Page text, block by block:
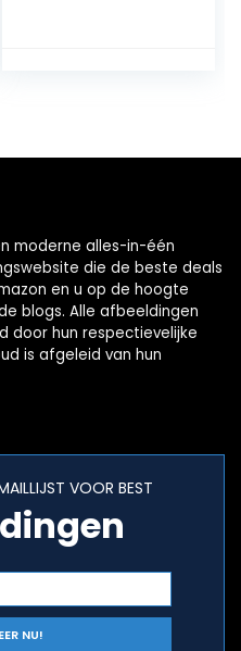
moderne alles-in-één
die de beste deals
en u op de hoogte
blogs. Alle afbeeldingen
door hun respectievelijke
is afgeleid van hun
VOOR BEST